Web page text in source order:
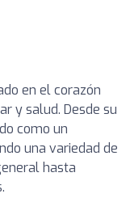
en el corazón
y salud. Desde su
como un
una variedad de
hasta